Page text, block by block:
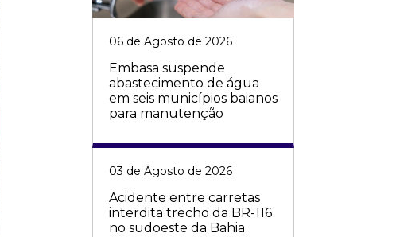
06 de Agosto de 2026
Embasa suspende
abastecimento de água
em seis municípios baianos
para manutenção
03 de Agosto de 2026
Acidente entre carretas
interdita trecho da BR-116
no sudoeste da Bahia